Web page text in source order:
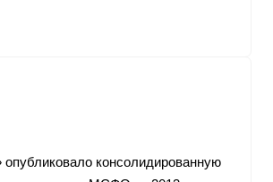
консолидированную